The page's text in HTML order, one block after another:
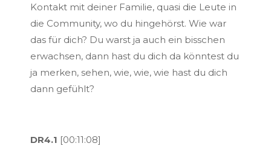
Kontakt mit deiner Familie, quasi die Leute in
die Community, wo du hingehörst. Wie war
das für dich? Du warst ja auch ein bisschen
erwachsen, dann hast du dich da könntest du
ja merken, sehen, wie, wie, wie hast du dich
dann gefühlt?
DR4.1 [00:11:08]